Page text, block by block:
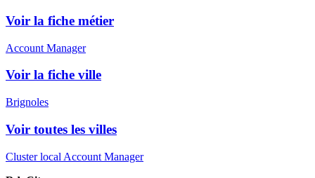
Voir la fiche métier
Account Manager
Voir la fiche ville
Brignoles
Voir toutes les villes
Cluster local Account Manager